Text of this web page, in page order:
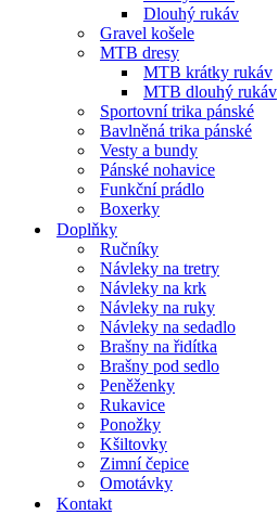
Dlouhý rukáv
Gravel košele
MTB dresy
MTB krátky rukáv
MTB dlouhý rukáv
Sportovní trika pánské
Bavlněná trika pánské
Vesty a bundy
Pánské nohavice
Funkční prádlo
Boxerky
Doplňky
Ručníky
Návleky na tretry
Návleky na krk
Návleky na ruky
Návleky na sedadlo
Brašny na řidítka
Brašny pod sedlo
Peněženky
Rukavice
Ponožky
Kšiltovky
Zimní čepice
Omotávky
Kontakt